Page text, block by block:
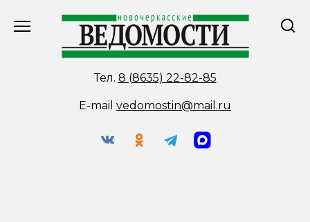
Тел. 8 (8635) 22-82-85
E-mail vedomostin@mail.ru